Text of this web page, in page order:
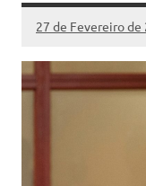
27 de Fevereiro de